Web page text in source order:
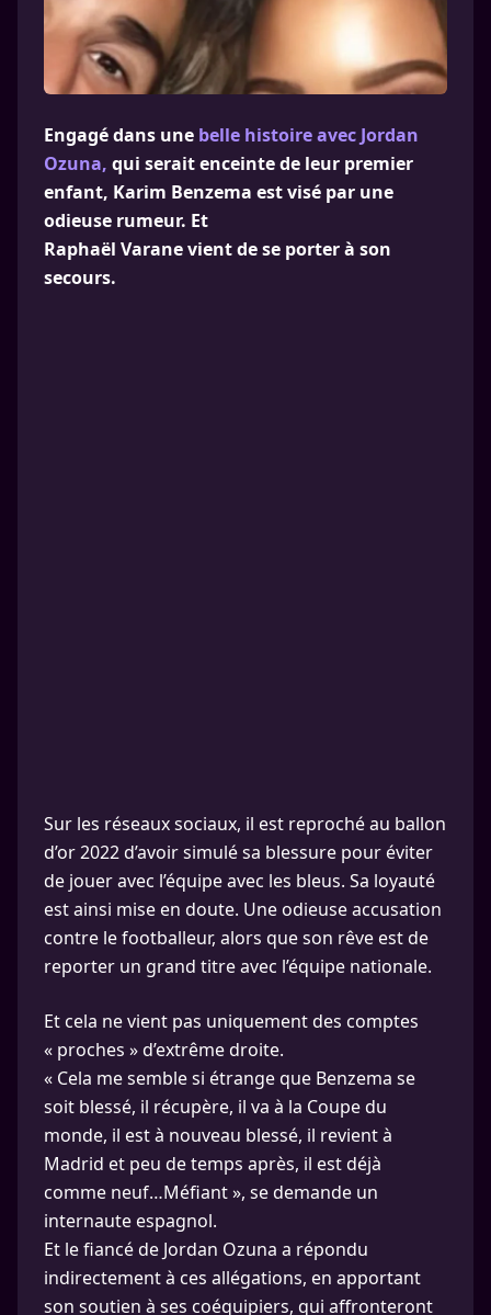
Engagé dans une belle histoire avec Jordan
Ozuna, qui serait enceinte de leur premier
enfant, Karim Benzema est visé par une
odieuse rumeur. Et
Raphaël Varane vient de se porter à son
secours.
Sur les réseaux sociaux, il est reproché au ballon
d’or 2022 d’avoir simulé sa blessure pour éviter
de jouer avec l’équipe avec les bleus. Sa loyauté
est ainsi mise en doute. Une odieuse accusation
contre le footballeur, alors que son rêve est de
reporter un grand titre avec l’équipe nationale.
Et cela ne vient pas uniquement des comptes
« proches » d’extrême droite.
« Cela me semble si étrange que Benzema se
soit blessé, il récupère, il va à la Coupe du
monde, il est à nouveau blessé, il revient à
Madrid et peu de temps après, il est déjà
comme neuf…Méfiant », se demande un
internaute espagnol.
Et le fiancé de Jordan Ozuna a répondu
indirectement à ces allégations, en apportant
son soutien à ses coéquipiers, qui affronteront